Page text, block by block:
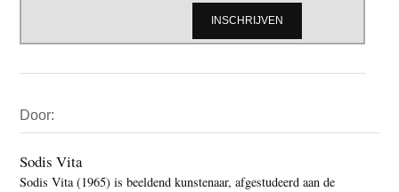
Sidebar
Door:
Sodis Vita
Sodis Vita (1965) is beeldend kunstenaar, afgestudeerd aan de